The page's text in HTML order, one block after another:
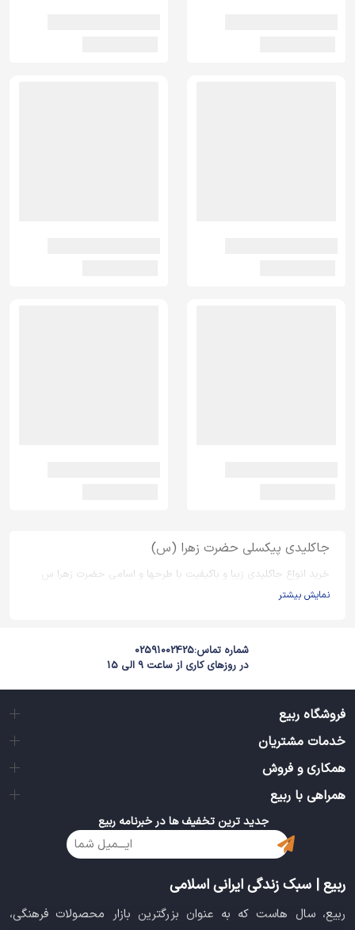
جاکلیدی پیکسلی حضرت زهرا (س)
خرید انواع جاکلیدی زیبا و باکیفیت با طرحها و اسامی حضرت زهرا س
نمایش بیشتر
شماره تماس:02591002425
در روزهای کاری از ساعت 9 الی 15
فروشگاه ربیع
خدمات مشتریان
همکاری و فروش
همراهی با ربیع
جدید ترین تخفیف ها در خبرنامه ربیع
ربیع | سبک زندگی ایرانی اسلامی
ربیع، سال هاست که به عنوان بزرگترین بازار محصولات فرهنگی،